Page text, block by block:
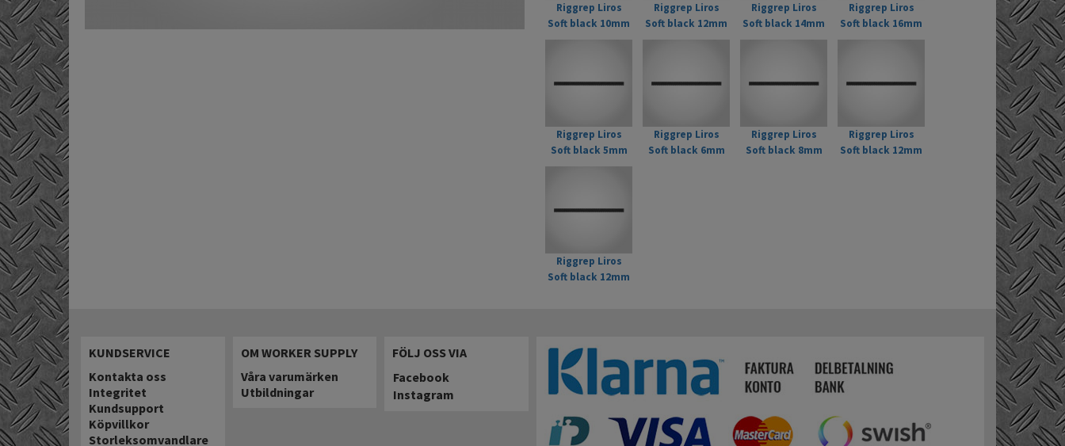
Riggrep Liros
Soft black 10mm
Riggrep Liros
Soft black 12mm
Riggrep Liros
Soft black 14mm
Riggrep Liros
Soft black 16mm
Riggrep Liros
Soft black 5mm
Riggrep Liros
Soft black 6mm
Riggrep Liros
Soft black 8mm
Riggrep Liros
Soft black 12mm
Riggrep Liros
Soft black 12mm
KUNDSERVICE
Kontakta oss
Integritet
Kundsupport
Köpvillkor
Storleksomvandlare
OM WORKER SUPPLY
Våra varumärken
Utbildningar
FÖLJ OSS VIA
Facebook
Instagram